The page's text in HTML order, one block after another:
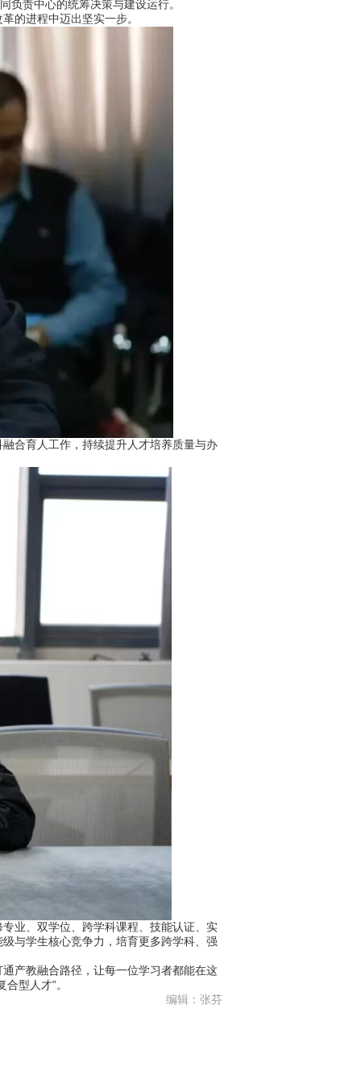
责中心的统筹决策与建设运行。
的进程中迈出坚实一步。
合育人工作，持续提升人才培养质量与办
业、双学位、跨学科课程、技能认证、实
与学生核心竞争力，培育更多跨学科、强
产教融合路径，让每一位学习者都能在这
型人才”。
编辑：张芬